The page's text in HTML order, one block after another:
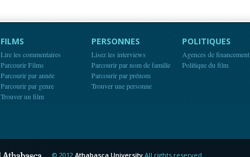
FILMS
Lire les commentaires
Parcourir Films
Parcourir par année
Parcourir par genre
Trouver un film
PERSONNES
Lisez les interviews
Parcourir par nom de famille
Parcourir par prénom
Trouver une personne
POLITIQUES
Agences de financement
Politique du film
© 2012 Athabasca University All rights reserved.